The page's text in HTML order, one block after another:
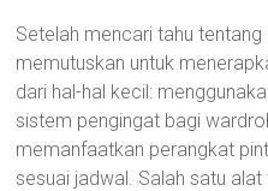
Setelah mencari tahu
memutuskan untuk
dari hal-hal kecil:
sistem pengingat bagi
memanfaatkan perangkat
sesuai jadwal. Salah satu